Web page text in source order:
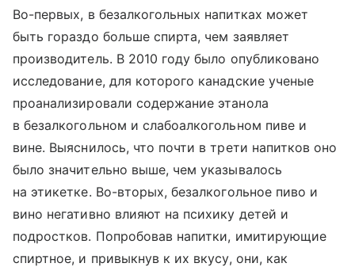
Во-первых, в безалкогольных напитках может
быть гораздо больше спирта, чем заявляет
производитель. В 2010 году было опубликовано
исследование, для которого канадские ученые
проанализировали содержание этанола
в безалкогольном и слабоалкогольном пиве и
вине. Выяснилось, что почти в трети напитков оно
было значительно выше, чем указывалось
на этикетке. Во-вторых, безалкогольное пиво и
вино негативно влияют на психику детей и
подростков. Попробовав напитки, имитирующие
спиртное, и привыкнув к их вкусу, они, как